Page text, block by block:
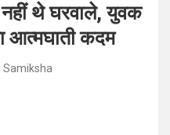
थे घरवाले, युवक
आत्मघाती कदम
Samiksha